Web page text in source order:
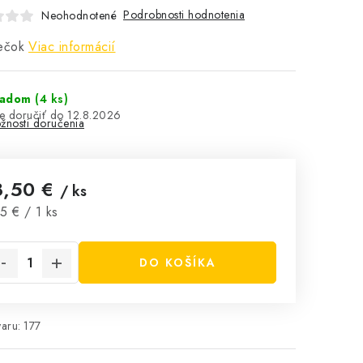
Neohodnotené Podrobnosti hodnotenia
Viac informácií
(4 ks)
12.8.2026
doručenia
€ / ks
cena:
€ / 1 ks
DO KOŠÍKA
177